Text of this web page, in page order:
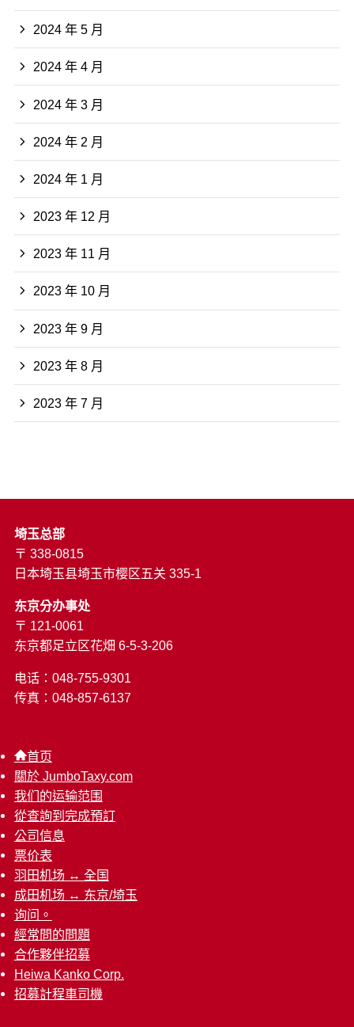
2024 年 5 月
2024 年 4 月
2024 年 3 月
2024 年 2 月
2024 年 1 月
2023 年 12 月
2023 年 11 月
2023 年 10 月
2023 年 9 月
2023 年 8 月
2023 年 7 月
埼玉总部
〒 338-0815
日本埼玉县埼玉市樱区五关 335-1
东京分办事处
〒 121-0061
东京都足立区花畑 6-5-3-206
电话：048-755-9301
传真：048-857-6137
首页
關於 JumboTaxy.com
我们的运输范围
從查詢到完成預訂
公司信息
票价表
羽田机场 ↔︎ 全国
成田机场 ↔︎ 东京/埼玉
询问。
經常問的問題
合作夥伴招募
Heiwa Kanko Corp.
招募計程車司機